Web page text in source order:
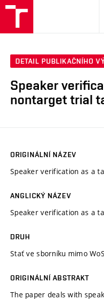
DETAIL PUBLIKAČNÍHO
Speaker
nontarget trial
ORIGINÁLNÍ NÁZEV
Speaker verification as a
ANGLICKÝ NÁZEV
Speaker verification as a
DRUH
Stať ve sborníku mimo
ORIGINÁLNÍ ABSTRAKT
The paper deals with